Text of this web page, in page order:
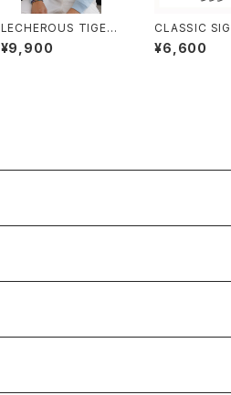
LECHEROUS TIGER
L/S SWEAT(SAX)
¥9,900
CLASSIC SIGN L/
-SHIRT(袖プリ
し)
¥6,600